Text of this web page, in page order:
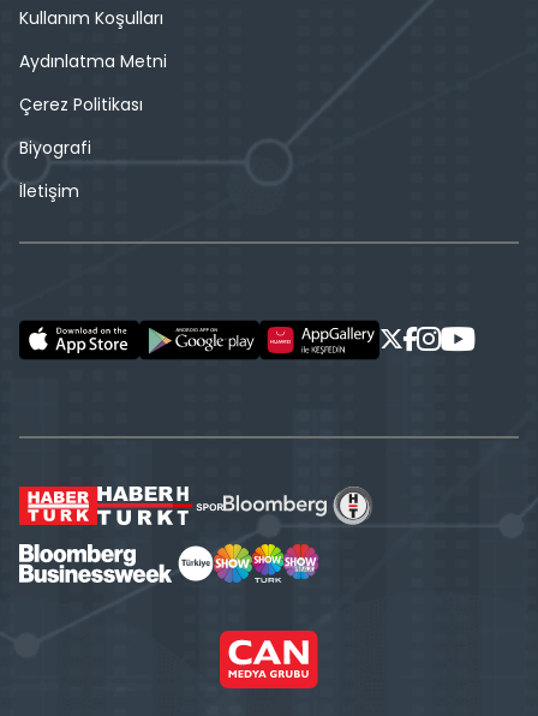
Kullanım Koşulları
Aydınlatma Metni
Çerez Politikası
Biyografi
İletişim